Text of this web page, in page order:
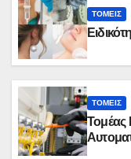
ΤΟΜΕΊΣ
ΤΟΜΕΊΣ
Τομέας